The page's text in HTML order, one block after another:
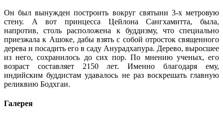
Он был вынужден построить вокруг святыни 3-х метровую
стену. А вот принцесса Цейлона Сангхамитта, была,
напротив, столь расположена к буддизму, что специально
приезжала к Ашоке, дабы взять с собой отросток священного
дерева и посадить его в саду Анурадхапура. Дерево, выросшее
из него, сохранилось до сих пор. По мнению ученых, его
возраст составляет 2150 лет. Именно благодаря ему,
индийским буддистам удавалось не раз воскрешать главную
реликвию Бодхгаи.
Галерея